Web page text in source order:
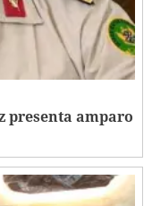
presenta amparo